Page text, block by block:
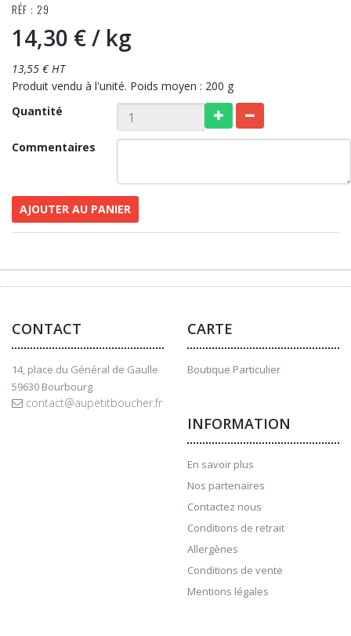
RÉF : 29
14,30 €/ kg
13,55 € HT
Produit vendu à l'unité. Poids moyen : 200 g
Quantité
Commentaires
AJOUTER AU PANIER
CONTACT
14, place du Général de Gaulle
59630 Bourbourg
contact@aupetitboucher.fr
CARTE
Boutique Particulier
INFORMATION
En savoir plus
Nos partenaires
Contactez nous
Conditions de retrait
Allergènes
Conditions de vente
Mentions légales